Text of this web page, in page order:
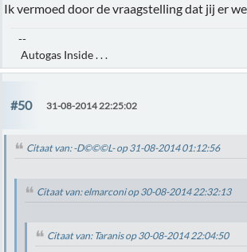
Ik vermoed door de vraagstelling dat jij er
--
Autogas Inside . . .
#50 31-08-2014 22:25:02
Citaat van: -D©©©L- op 31-08-2014 01:12:56
Citaat van: elmarconi op 30-08-2014 22:32:13
Citaat van: Taranis op 30-08-2014 22:04:50